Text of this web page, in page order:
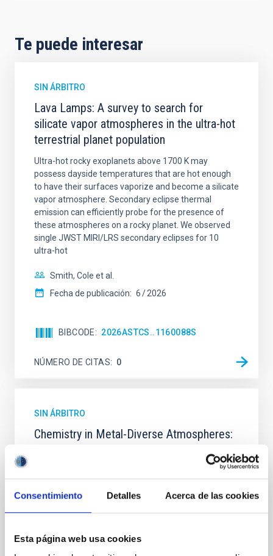
Consentimiento Detalles Acerca de las cookies
Esta página web usa cookies
Te puede interesar
SIN ÁRBITRO
Lava Lamps: A survey to search for
silicate vapor atmospheres in the ultra-hot
terrestrial planet population
Ultra-hot rocky exoplanets above 1700 K may
possess dayside temperatures that are hot enough
to have their surfaces vaporize and become a silicate
vapor atmosphere. Secondary eclipse thermal
emission can efficiently probe for the presence of
these atmospheres on a rocky planet. We observed
single JWST MIRI/LRS secondary eclipses for 10
ultra-hot
Smith, Cole et al.
Fecha de publicación: 6 2026
BIBCODE 2026ASTCS..1160088S
NÚMERO DE CITAS 0
SIN ÁRBITRO
Chemistry in Metal-Diverse Atmospheres:
Elemental composition is an essential factor in the
atmospheres; however, the majority of low-
will review some of the key findings of the JWST